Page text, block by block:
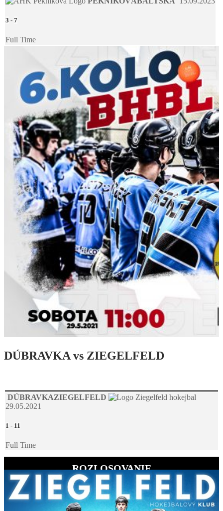
3 - 7
Full Time
DÚBRAVKA vs ZIEGELFELD
DÚBRAVKAZIEGELFELD
29.05.2021
1 - 11
Full Time
ROZLOSOVANIE